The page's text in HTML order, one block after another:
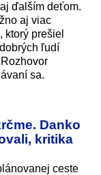
ďalším deťom.
aj viac
ktorý prešiel
ľudí
sa.
Danko
kritika
ceste